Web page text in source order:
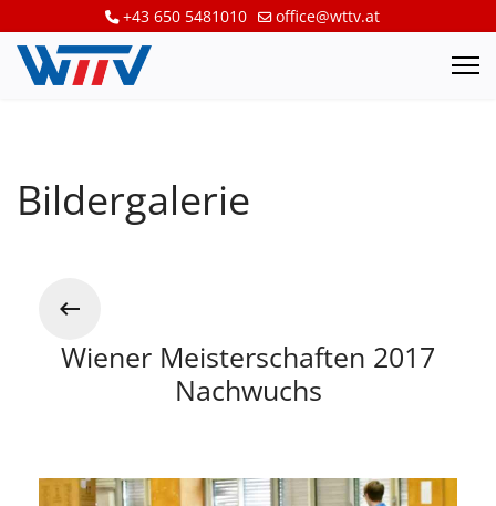
+43 650 5481010 office@wttv.at
Bildergalerie
Wiener Meisterschaften 2017
Nachwuchs